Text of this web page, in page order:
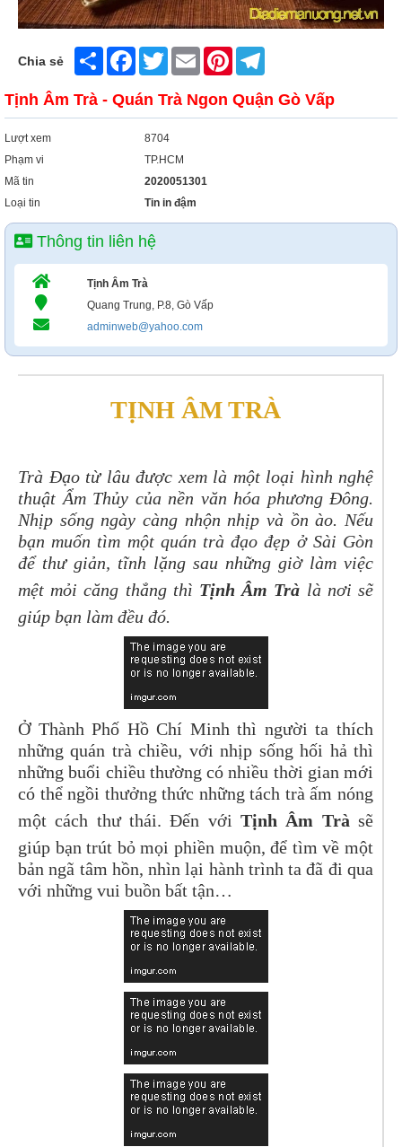
Chia sẻ Share FacebookTwitter Email Pinterest
Tịnh Âm Trà - Quán Trà Ngon Quận Gò Vấp
Lượt xem
8704
Phạm vi
TP.HCM
Mã tin
2020051301
Loại tin
Tin in đậm
Thông tin liên hệ
Tịnh Âm Trà
Quang Trung, P.8, Gò Vấp
adminweb@yahoo.com
TỊNH ÂM TRÀ
Trà Đạo từ lâu được xem là một loại hình nghệ
thuật Ẩm Thủy của nền văn hóa phương Đông.
Nhịp sống ngày càng nhộn nhịp và ồn ào. Nếu
bạn muốn tìm một quán trà đạo đẹp ở Sài Gòn
để thư giản, tĩnh lặng sau những giờ làm việc
mệt mỏi căng thẳng thì Tịnh Âm Trà là nơi sẽ
giúp bạn làm đều đó.
Ở Thành Phố Hồ Chí Minh thì người ta thích
những quán trà chiều, với nhịp sống hối hả thì
những buổi chiều thường có nhiều thời gian mới
có thể ngồi thưởng thức những tách trà ấm nóng
một cách thư thái. Đến với Tịnh Âm Trà sẽ
giúp bạn trút bỏ mọi phiền muộn, để tìm về một
bản ngã tâm hồn, nhìn lại hành trình ta đã đi qua
với những vui buồn bất tận…